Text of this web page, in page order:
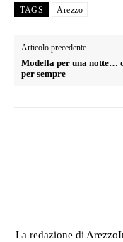
TAGS Arezzo
Articolo precedente
Modella per una notte…
per sempre
La redazione di